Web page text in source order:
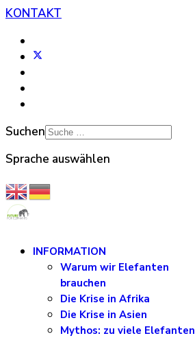
KONTAKT
Suchen
Sprache auswählen
INFORMATION
Warum wir Elefanten
brauchen
Die Krise in Afrika
Die Krise in Asien
Mythos: zu viele Elefanten